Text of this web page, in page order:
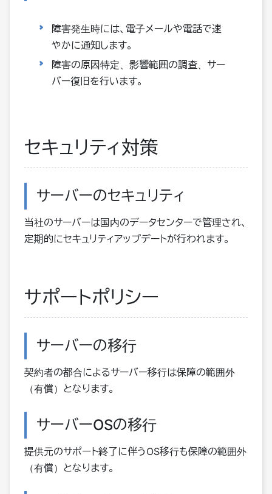
障害発生時には、電子メールや電話で速
やかに通知します。
障害の原因特定、影響範囲の調査、サー
バー復旧を行います。
セキュリティ対策
サーバーのセキュリティ
当社のサーバーは国内のデータセンターで管理され、
定期的にセキュリティアップデートが行われます。
サポートポリシー
サーバーの移行
契約者の都合によるサーバー移行は保障の範囲外
（有償）となります。
サーバーOSの移行
提供元のサポート終了に伴うOS移行も保障の範囲外
（有償）となります。